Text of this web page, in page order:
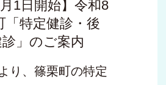
月1日開始】令和8
「特定健診・後
」のご案内
り、篠栗町の特定